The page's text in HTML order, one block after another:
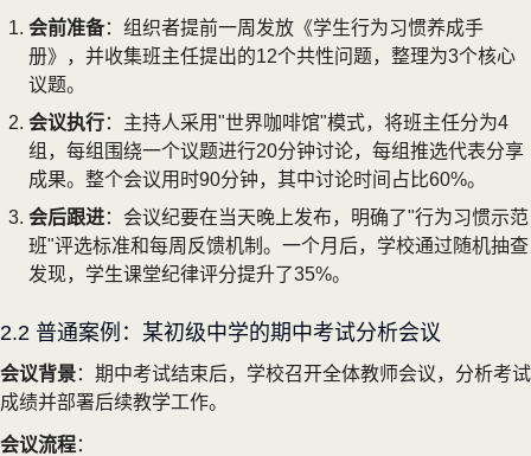
会前准备：组织者提前一周发放《学生行为习惯养成手
册》，并收集班主任提出的12个共性问题，整理为3个核心
议题。
会议执行：主持人采用"世界咖啡馆"模式，将班主任分为4
组，每组围绕一个议题进行20分钟讨论，每组推选代表分享
成果。整个会议用时90分钟，其中讨论时间占比60%。
会后跟进：会议纪要在当天晚上发布，明确了"行为习惯示范
班"评选标准和每周反馈机制。一个月后，学校通过随机抽查
发现，学生课堂纪律评分提升了35%。
2.2 普通案例：某初级中学的期中考试分析会议
会议背景：期中考试结束后，学校召开全体教师会议，分析考试
成绩并部署后续教学工作。
会议流程：